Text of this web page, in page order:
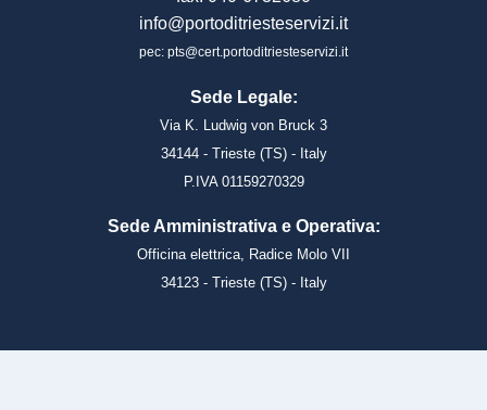
info@portoditriesteservizi.it
pec: pts@cert.portoditriesteservizi.it
Sede Legale:
Via K. Ludwig von Bruck 3
34144 - Trieste (TS) - Italy
P.IVA 01159270329
Sede Amministrativa e Operativa:
Officina elettrica, Radice Molo VII
34123 - Trieste (TS) - Italy